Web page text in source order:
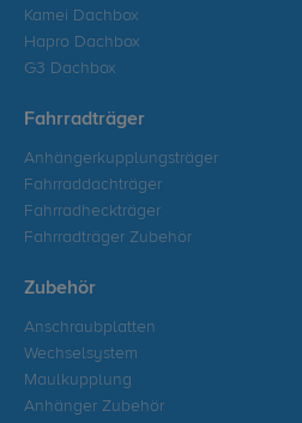
Kamei Dachbox
Hapro Dachbox
G3 Dachbox
Fahrradträger
Anhängerkupplungsträger
Fahrraddachträger
Fahrradheckträger
Fahrradträger Zubehör
Zubehör
Anschraubplatten
Wechselsystem
Maulkupplung
Anhänger Zubehör